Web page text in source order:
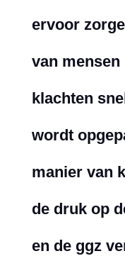
ervoor
van
klachten
wordt
manier van
de druk op
en de ggz